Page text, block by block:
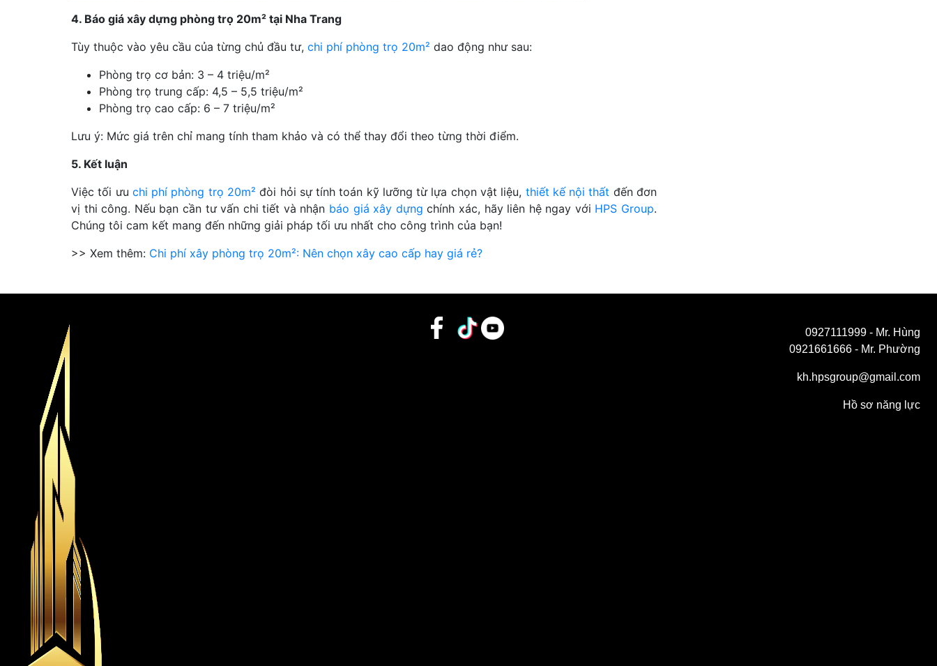
4. Báo giá xây dựng phòng trọ 20m² tại Nha Trang
Tùy thuộc vào yêu cầu của từng chủ đầu tư, chi phí phòng trọ 20m² dao động như sau:
Phòng trọ cơ bản: 3 – 4 triệu/m²
Phòng trọ trung cấp: 4,5 – 5,5 triệu/m²
Phòng trọ cao cấp: 6 – 7 triệu/m²
Lưu ý: Mức giá trên chỉ mang tính tham khảo và có thể thay đổi theo từng thời điểm.
5. Kết luận
Việc tối ưu chi phí phòng trọ 20m² đòi hỏi sự tính toán kỹ lưỡng từ lựa chọn vật liệu, thiết kế nội thất đến đơn
vị thi công. Nếu bạn cần tư vấn chi tiết và nhận báo giá xây dựng chính xác, hãy liên hệ ngay với HPS Group.
Chúng tôi cam kết mang đến những giải pháp tối ưu nhất cho công trình của bạn!
>> Xem thêm: Chi phí xây phòng trọ 20m²: Nên chọn xây cao cấp hay giá rẻ?
0927111999 - Mr. Hùng
0921661666 - Mr. Phường
kh.hpsgroup@gmail.com
Hồ sơ năng lực